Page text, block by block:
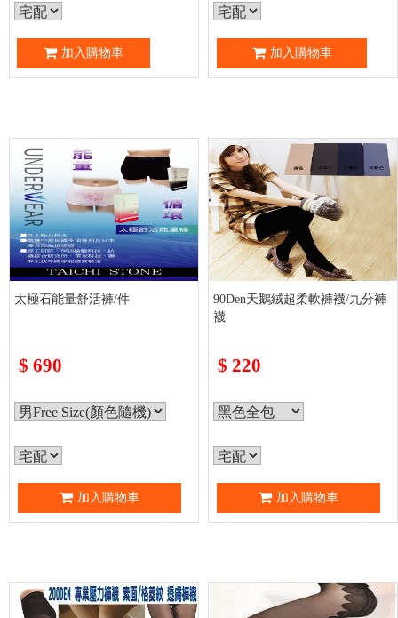
加入購物車 加入購物車
太極石能量舒活褲/件
$ 690
加入購物車
90Den天鵝絨超柔軟褲襪/九分褲
襪
$ 220
加入購物車